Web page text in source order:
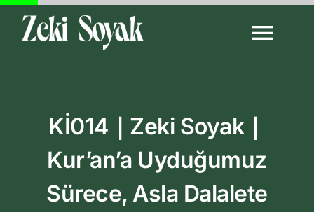
Kitapları
Kİ014｜Zeki Soyak｜
Kur’an’a Uyduğumuz
Sürece, Asla Dalalete